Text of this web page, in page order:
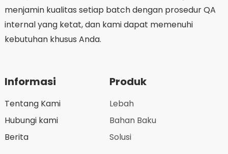
menjamin kualitas setiap batch dengan prosedur QA
internal yang ketat, dan kami dapat memenuhi
kebutuhan khusus Anda.
Informasi
Tentang Kami
Hubungi kami
Berita
Produk
Lebah
Bahan Baku
Solusi